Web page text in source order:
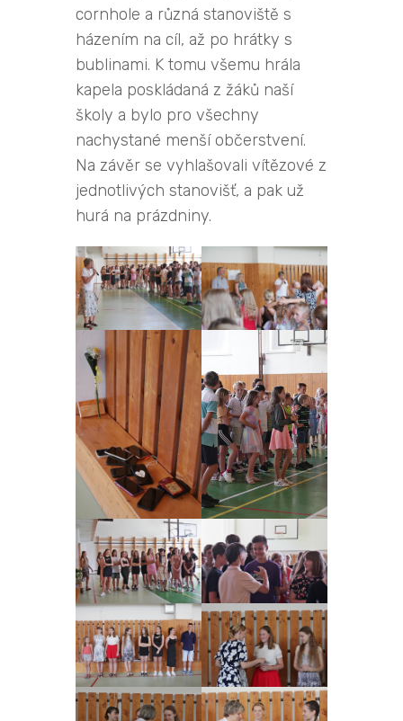
cornhole a různá stanoviště s
házením na cíl, až po hrátky s
bublinami. K tomu všemu hrála
kapela poskládaná z žáků naší
školy a bylo pro všechny
nachystané menší občerstvení.
Na závěr se vyhlašovali vítězové z
jednotlivých stanovišť, a pak už
hurá na prázdniny.